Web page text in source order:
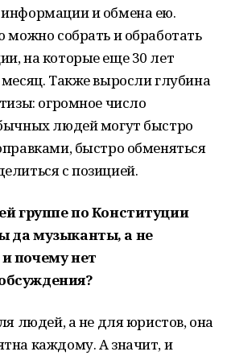
и обмена ею.
можно собрать и обработать
на которые еще 30 лет
Также выросли глубина
огромное число
людей могут быстро
быстро обменяться
с позицией.
группе по Конституции
да музыканты, а не
почему нет
людей, а не для юристов, она
каждому. А значит, и